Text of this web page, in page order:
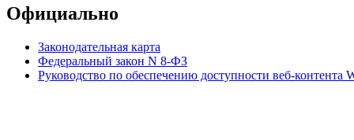
Официально
Законодательная карта
Федеральный закон N 8-ФЗ
Руководство по обеспечению доступности веб-контента